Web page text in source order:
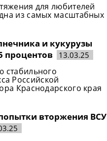
для любителей
из самых масштабных
и кукурузы
процентов
13.03.25
стабильного
Российской
Краснодарского края
вторжения ВСУ